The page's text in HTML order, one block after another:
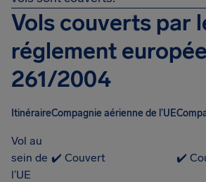
Vols couverts par
réglement
261/2004
ItinéraireCompagnie aérienne de l’UE
Vol au
sein de
l’UE
✔️ Couvert ✔️